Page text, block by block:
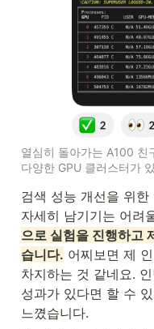
열심히 돌아가는 A100
다양한 GPU 클러스터가
검색 성능 개선을 위
자세히 남기기는 어려
으로 실험을 진행하고
습니다. 어찌보면 제
차지하는 것 같네요.
성과가 있다면 할 수
느꼈습니다.